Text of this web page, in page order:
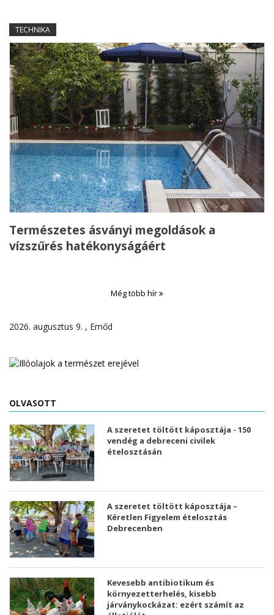
TECHNIKA
Természetes ásványi megoldások a
vízszűrés hatékonyságáért
Még több hír
2026. augusztus 9. , Emőd
OLVASOTT
A szeretet töltött káposztája - 150
vendég a debreceni civilek
ételosztásán
A szeretet töltött káposztája –
Kéretlen Figyelem ételosztás
Debrecenben
Kevesebb antibiotikum és
környezetterhelés, kisebb
járványkockázat: ezért számít az